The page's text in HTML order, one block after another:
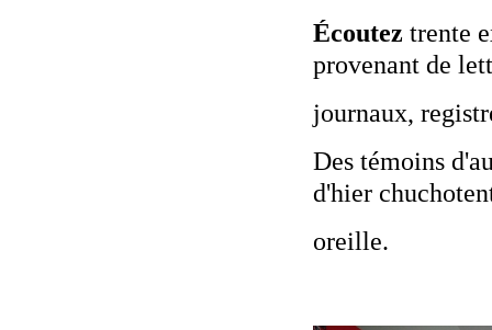
Écoutez trente
provenant de
journaux,
Des témoins
d'hier
oreille.